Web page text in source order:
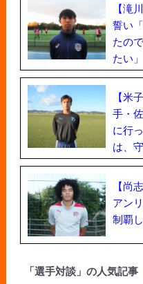
【滝
誓い
たの
たい」
【米
手・
に行
は、
【尚
アン
制覇
「選手対談」の人気記事